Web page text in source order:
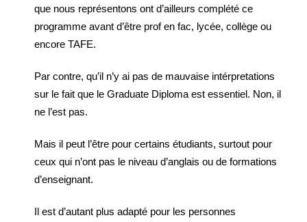
que nous représentons ont d’ailleurs complété ce
programme avant d’être prof en fac, lycée, collège ou
encore TAFE.
Par contre, qu’il n’y ai pas de mauvaise intérpretations
sur le fait que le Graduate Diploma est essentiel. Non, il
ne l’est pas.
Mais il peut l’être pour certains étudiants, surtout pour
ceux qui n’ont pas le niveau d’anglais ou de formations
d’enseignant.
Il est d’autant plus adapté pour les personnes